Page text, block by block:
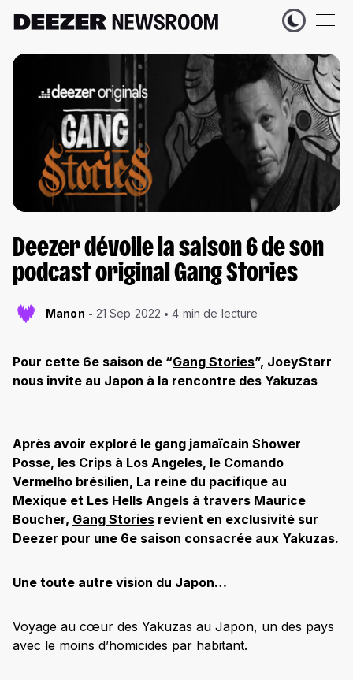
Deezer dévoile la saison 6 de son
podcast original Gang Stories
Manon 21 Sep 2022 4 min de lecture
Pour cette 6e saison de “Gang Stories”, JoeyStarr
nous invite au Japon à la rencontre des Yakuzas
Après avoir exploré le gang jamaïcain Shower
Posse, les Crips à Los Angeles, le Comando
Vermelho brésilien, La reine du pacifique au
Mexique et Les Hells Angels à travers Maurice
Boucher, Gang Stories revient en exclusivité sur
Deezer pour une 6e saison consacrée aux Yakuzas.
Une toute autre vision du Japon…
Voyage au cœur des Yakuzas au Japon, un des pays
avec le moins d’homicides par habitant.